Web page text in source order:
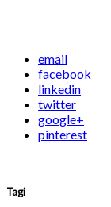
email
facebook
linkedin
twitter
google+
pinterest
Tagi